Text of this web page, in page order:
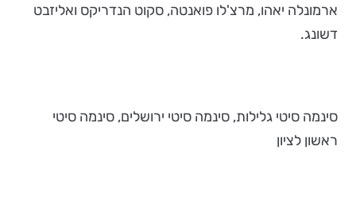
ארמונלה יאהו, מרצ'לו פואנטה, סקוט הנדריקס ואליזבט
דשונג.
סינמה סיטי גלילות, סינמה סיטי ירושלים, סינמה סיטי
ראשון לציון